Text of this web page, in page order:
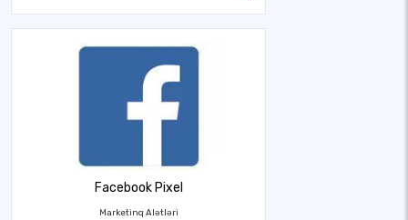
Facebook Pixel
Marketinq Alətləri